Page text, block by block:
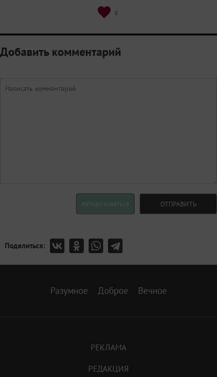
0
Добавить комментарий
Авторизоваться ОТПРАВИТЬ
Поделиться:
Разумное Доброе Вечное
РЕКЛАМА
РЕДАКЦИЯ